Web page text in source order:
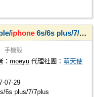
iphone 6s/6s plus/7/7plus (島風 天津)
手機殼
：moeyu 代理社團：萌天使
07-29
6s plus/7/7plus